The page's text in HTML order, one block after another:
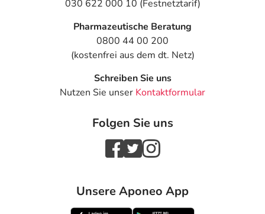
030 622 000 10 (Festnetztarif)
Pharmazeutische Beratung
0800 44 00 200
(kostenfrei aus dem dt. Netz)
Schreiben Sie uns
Nutzen Sie unser Kontaktformular
Folgen Sie uns
Unsere Aponeo App